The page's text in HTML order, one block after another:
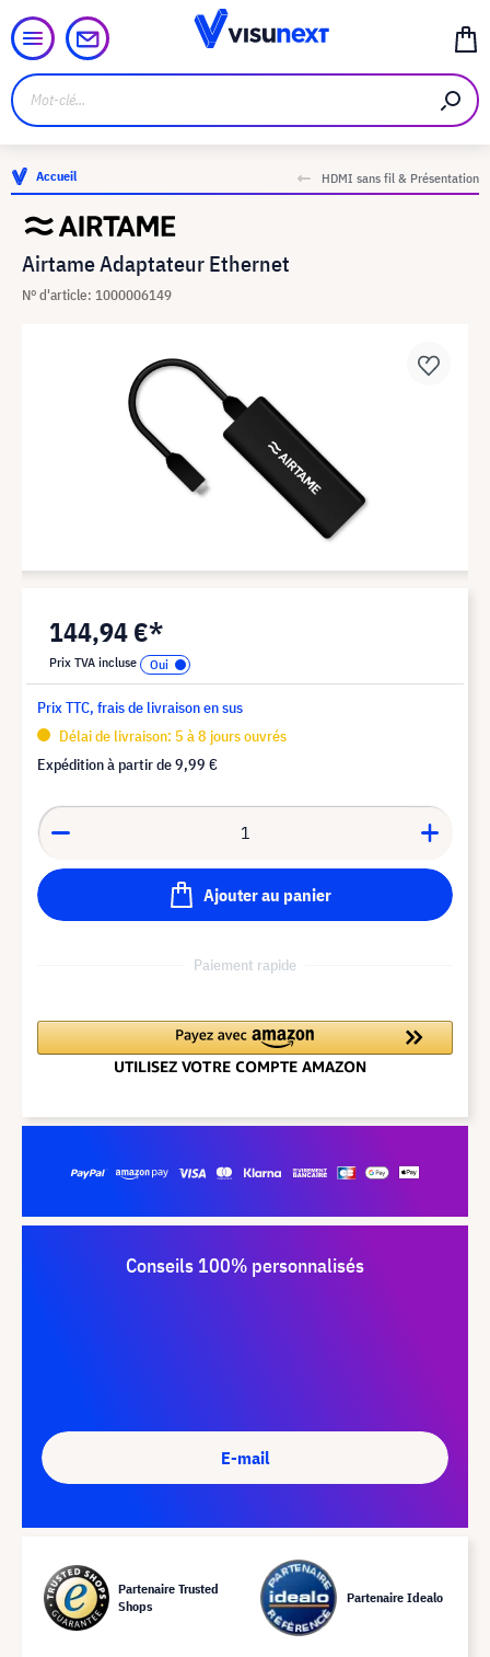
Accueil HDMI sans fil & Présentation
Airtame Adaptateur Ethernet
N° d'article: 1000006149
144,94 €*
Prix TVA incluse
Prix TTC, frais de livraison en sus
Délai de livraison: 5 à 8 jours ouvrés
Expédition à partir de9,99 €
Ajouter au panier
Paiement rapide
Conseils 100% personnalisés
E-mail
Partenaire Trusted
Shops
Partenaire Idealo